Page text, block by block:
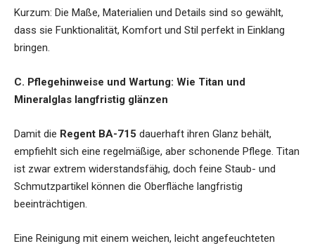
Kurzum: Die Maße, Materialien und Details sind so gewählt,
dass sie Funktionalität, Komfort und Stil perfekt in Einklang
bringen.
C. Pflegehinweise und Wartung: Wie Titan und
Mineralglas langfristig glänzen
Damit die Regent BA-715 dauerhaft ihren Glanz behält,
empfiehlt sich eine regelmäßige, aber schonende Pflege. Titan
ist zwar extrem widerstandsfähig, doch feine Staub- und
Schmutzpartikel können die Oberfläche langfristig
beeinträchtigen.
Eine Reinigung mit einem weichen, leicht angefeuchteten